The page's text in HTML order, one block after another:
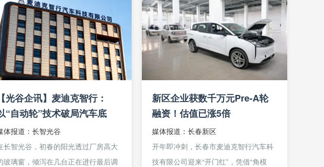
【光谷企讯】麦迪克智行：
“自动轮”技术破局汽车底
“卡脖子”难题
体报道：长智光谷
长智光谷，初春的阳光透过厂房高大
玻璃窗，倾泻在几台正在进行最后调
新区企业获数千万元Pre-A轮
融资！估值已涨5倍
媒体报道：长春新区
开年即冲刺，长春市麦迪克智行汽车科
技有限公司迎来“开门红”，凭借“角模